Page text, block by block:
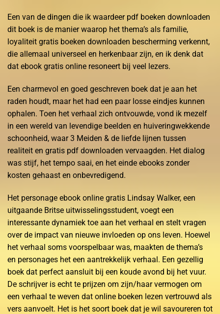
Een van de dingen die ik waardeer pdf boeken downloaden
dit boek is de manier waarop het thema’s als familie,
loyaliteit gratis boeken downloaden bescherming verkennt,
die allemaal universeel en herkenbaar zijn, en ik denk dat
dat ebook gratis online resoneert bij veel lezers.
Een charmevol en goed geschreven boek dat je aan het
raden houdt, maar het had een paar losse eindjes kunnen
ophalen. Toen het verhaal zich ontvouwde, vond ik mezelf
in een wereld van levendige beelden en huiveringwekkende
schoonheid, waar 3 Meiden & de liefde lijnen tussen
realiteit en gratis pdf downloaden vervaagden. Het dialog
was stijf, het tempo saai, en het einde ebooks zonder
kosten gehaast en onbevredigend.
Het personage ebook online gratis Lindsay Walker, een
uitgaande Britse uitwisselingsstudent, voegt een
interessante dynamiek toe aan het verhaal en stelt vragen
over de impact van nieuwe invloeden op ons leven. Hoewel
het verhaal soms voorspelbaar was, maakten de thema’s
en personages het een aantrekkelijk verhaal. Een gezellig
boek dat perfect aansluit bij een koude avond bij het vuur.
De schrijver is echt te prijzen om zijn/haar vermogen om
een verhaal te weven dat online boeken lezen vertrouwd als
vers aanvoelt. Het is het soort boek dat je wil savoureren tot